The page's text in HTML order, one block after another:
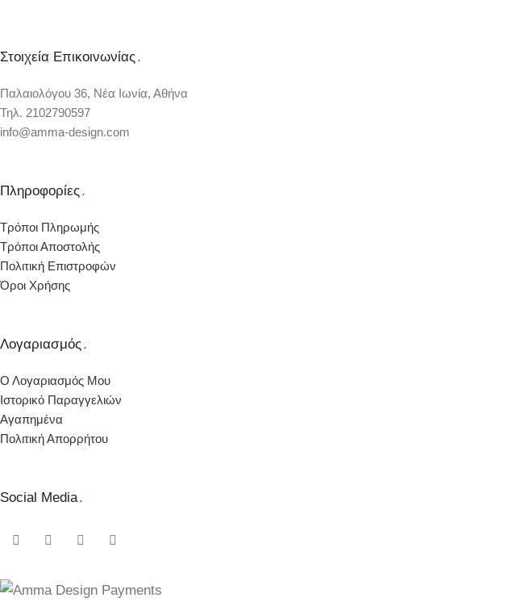
Νεογέννητο
Μαξιλαροθήκες
Στοιχεία Επικοινωνίας.
Παλαιολόγου 36, Νέα Ιωνία, Αθήνα
Τηλ. 2102790597
info@amma-design.com
Πληροφορίες.
Τρόποι Πληρωμής
Τρόποι Αποστολής
Πολιτική Επιστροφών
Όροι Χρήσης
Λογαριασμός.
Ο Λογαριασμός Μου
Ιστορικό Παραγγελιών
Αγαπημένα
Πολιτική Απορρήτου
Social Media.